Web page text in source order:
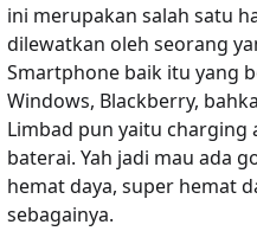
ini merupakan salah satu
dilewatkan oleh seorang
Smartphone baik itu yang
Windows, Blackberry,
Limbad pun yaitu charging
baterai. Yah jadi mau ada
hemat daya, super hemat
sebagainya.